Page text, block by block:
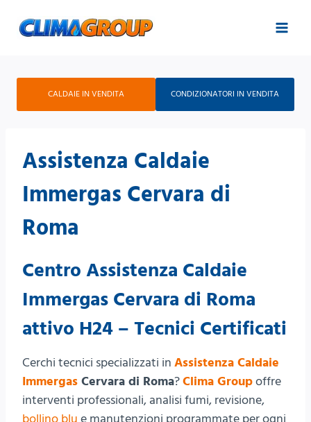
CALDAIE IN VENDITA CONDIZIONATORI IN VENDITA
Assistenza Caldaie
Immergas Cervara di
Roma
Centro Assistenza Caldaie
Immergas Cervara di Roma
attivo H24 – Tecnici Certificati
Cerchi tecnici specializzati in Assistenza Caldaie
Immergas Cervara di Roma?Clima Groupoffre
interventi professionali, analisi fumi, revisione,